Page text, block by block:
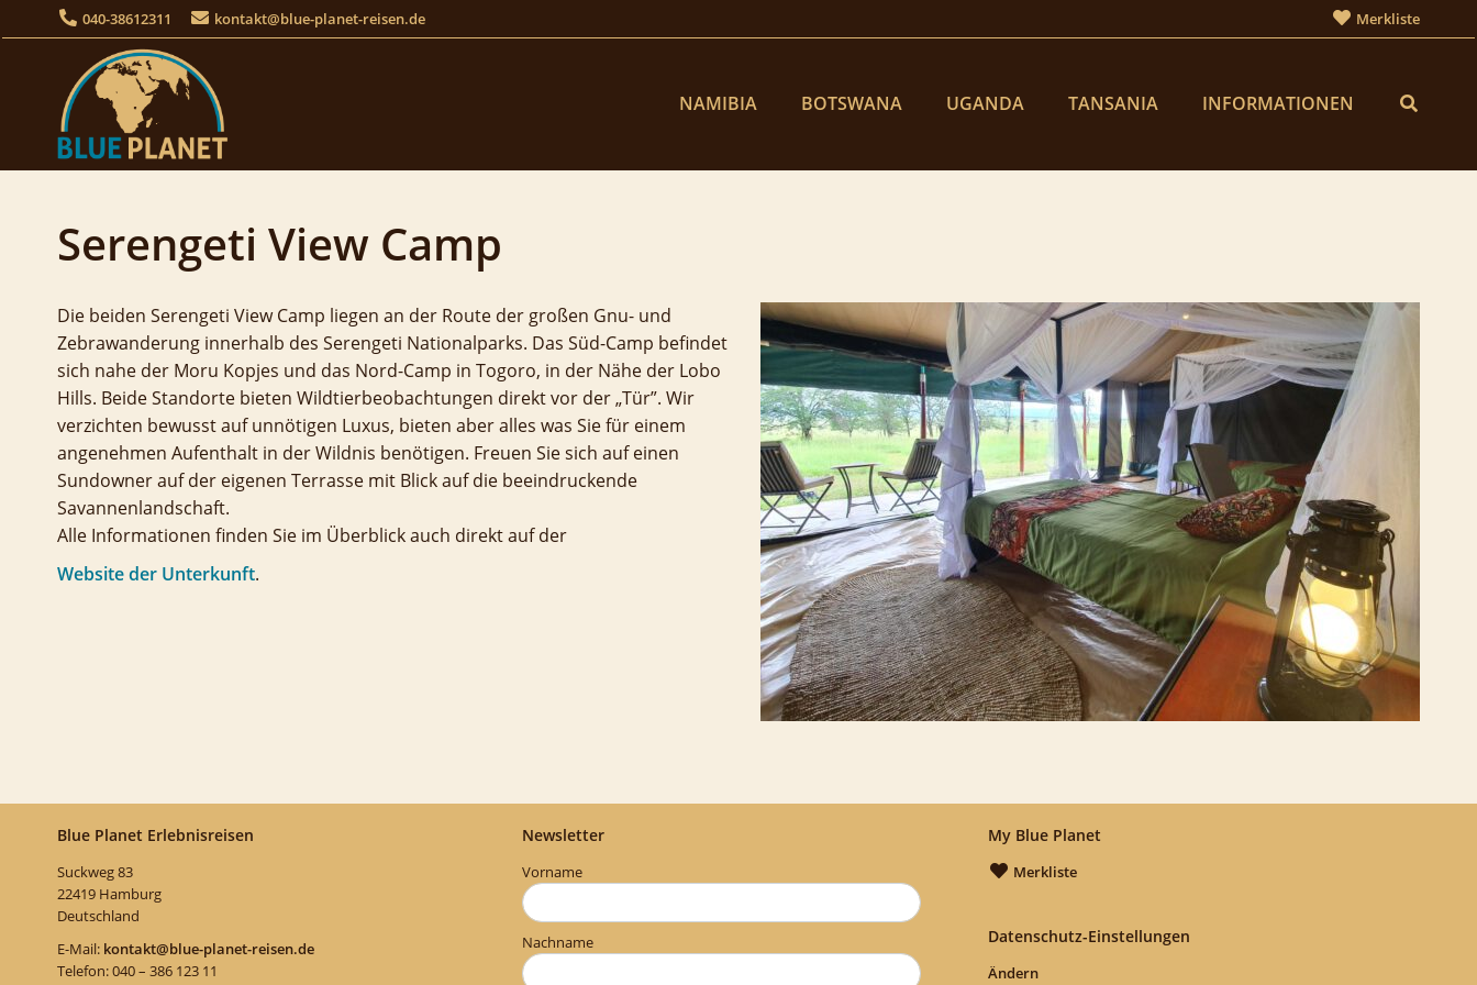
to
040-38612311 kontakt@blue-planet-reisen.de Merkliste
NAMIBIA BOTSWANA UGANDA TANSANIA INFORMATIONEN
Serengeti View Camp
Die beiden Serengeti View Camp liegen an der Route der großen Gnu- und
Zebrawanderung innerhalb des Serengeti Nationalparks. Das Süd-Camp befindet
sich nahe der Moru Kopjes und das Nord-Camp in Togoro, in der Nähe der Lobo
Hills. Beide Standorte bieten Wildtierbeobachtungen direkt vor der „Tür”. Wir
verzichten bewusst auf unnötigen Luxus, bieten aber alles was Sie für einem
angenehmen Aufenthalt in der Wildnis benötigen. Freuen Sie sich auf einen
Sundowner auf der eigenen Terrasse mit Blick auf die beeindruckende
Savannenlandschaft.
Alle Informationen finden Sie im Überblick auch direkt auf der
Website der Unterkunft.
Blue Planet Erlebnisreisen
Suckweg 83
22419 Hamburg
Deutschland
E-Mail: kontakt@blue-planet-reisen.de
Telefon: 040 – 386 123 11
Newsletter
Vorname
Nachname
My Blue Planet
Merkliste
Datenschutz-Einstellungen
Ändern